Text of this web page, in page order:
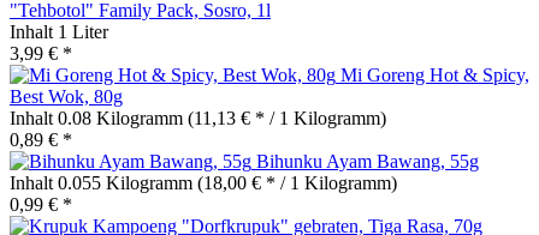
"Tehbotol" Family Pack, Sosro, 1l
Inhalt 1 Liter
3,99 € *
Mi Goreng Hot & Spicy,
Best Wok, 80g
Inhalt 0.08 Kilogramm (11,13 € * / 1 Kilogramm)
0,89 € *
Bihunku Ayam Bawang, 55g
Inhalt 0.055 Kilogramm (18,00 € * / 1 Kilogramm)
0,99 € *